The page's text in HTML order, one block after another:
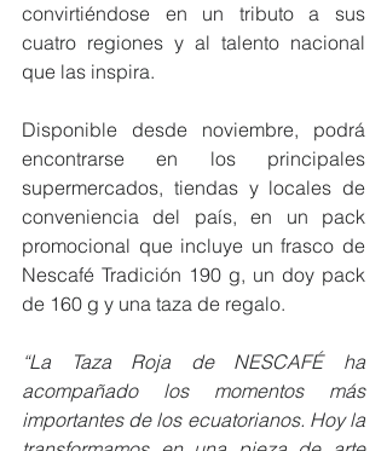
convirtiéndose en un tributo a sus
cuatro regiones y al talento nacional
que las inspira.
Disponible desde noviembre, podrá
encontrarse en los principales
supermercados, tiendas y locales de
conveniencia del país, en un pack
promocional que incluye un frasco de
Nescafé Tradición 190 g, un doy pack
de 160 g y una taza de regalo.
“La Taza Roja de NESCAFÉ ha
acompañado los momentos más
importantes de los ecuatorianos. Hoy la